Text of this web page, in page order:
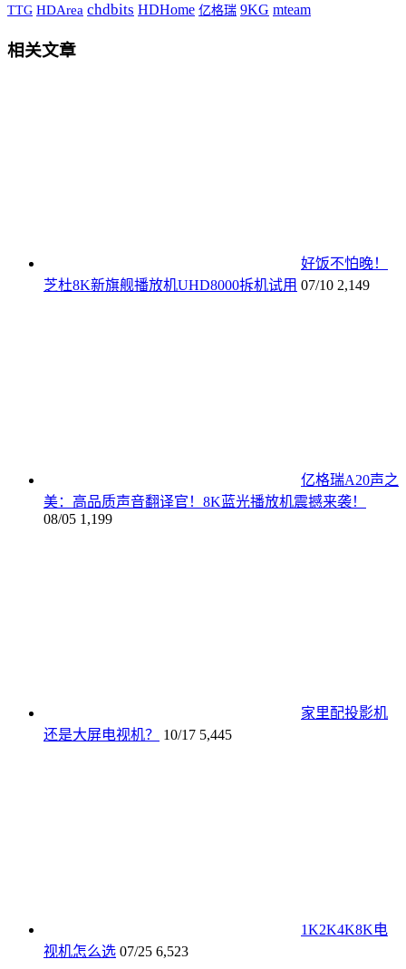
TTG HDArea chdbits HDHome 亿格瑞 9KG mteam
相关文章
好饭不怕晚！
芝杜8K新旗舰播放机UHD8000拆机试用 07/10 2,149
亿格瑞A20声之
美：高品质声音翻译官！8K蓝光播放机震撼来袭！
08/05 1,199
家里配投影机
还是大屏电视机？
10/17 5,445
1K2K4K8K电
视机怎么选 07/25 6,523